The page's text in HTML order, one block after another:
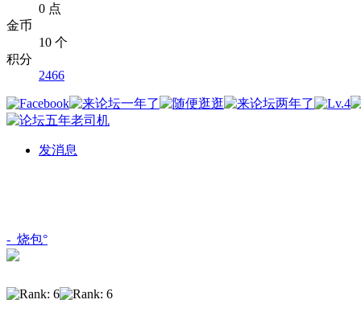
0 点
金币
10 个
积分
2466
发消息
-_烧包°